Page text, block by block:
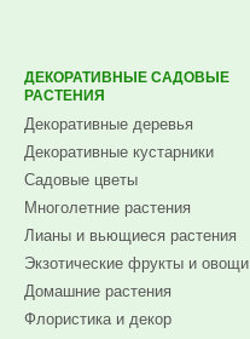
ДЕКОРАТИВНЫЕ САДОВЫЕ
РАСТЕНИЯ
Декоративные деревья
Декоративные кустарники
Садовые цветы
Многолетние растения
Лианы и вьющиеся растения
Экзотические фрукты и овощи
Домашние растения
Флористика и декор